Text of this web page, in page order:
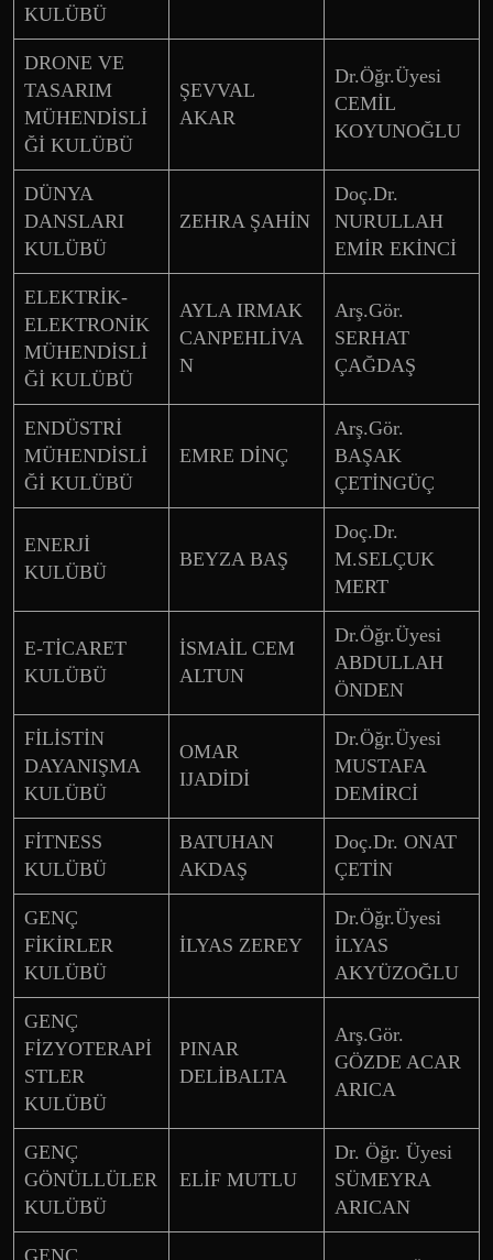
KULÜBÜ
DRONE VE
TASARIM
MÜHENDİSLİ
Ğİ KULÜBÜ
ŞEVVAL
AKAR
Dr.Öğr.Üyesi
CEMİL
KOYUNOĞLU
DÜNYA
DANSLARI
KULÜBÜ
ZEHRA ŞAHİN
Doç.Dr.
NURULLAH
EMİR EKİNCİ
ELEKTRİK-
ELEKTRONİK
MÜHENDİSLİ
Ğİ KULÜBÜ
AYLA IRMAK
CANPEHLİVA
N
Arş.Gör.
SERHAT
ÇAĞDAŞ
ENDÜSTRİ
MÜHENDİSLİ
Ğİ KULÜBÜ
EMRE DİNÇ
Arş.Gör.
BAŞAK
ÇETİNGÜÇ
ENERJİ
KULÜBÜ
BEYZA BAŞ
Doç.Dr.
M.SELÇUK
MERT
E-TİCARET
KULÜBÜ
İSMAİL CEM
ALTUN
Dr.Öğr.Üyesi
ABDULLAH
ÖNDEN
FİLİSTİN
DAYANIŞMA
KULÜBÜ
OMAR
IJADİDİ
Dr.Öğr.Üyesi
MUSTAFA
DEMİRCİ
FİTNESS
KULÜBÜ
BATUHAN
AKDAŞ
Doç.Dr. ONAT
ÇETİN
GENÇ
FİKİRLER
KULÜBÜ
İLYAS ZEREY
Dr.Öğr.Üyesi
İLYAS
AKYÜZOĞLU
GENÇ
FİZYOTERAPİ
STLER
KULÜBÜ
PINAR
DELİBALTA
Arş.Gör.
GÖZDE ACAR
ARICA
GENÇ
GÖNÜLLÜLER
KULÜBÜ
ELİF MUTLU
Dr. Öğr. Üyesi
SÜMEYRA
ARICAN